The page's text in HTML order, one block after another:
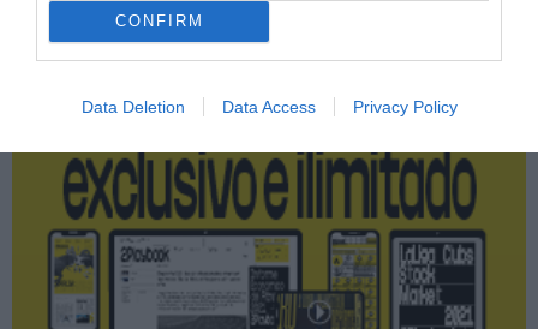
CONFIRM
Data Deletion Data Access Privacy Policy
2Playbook Club